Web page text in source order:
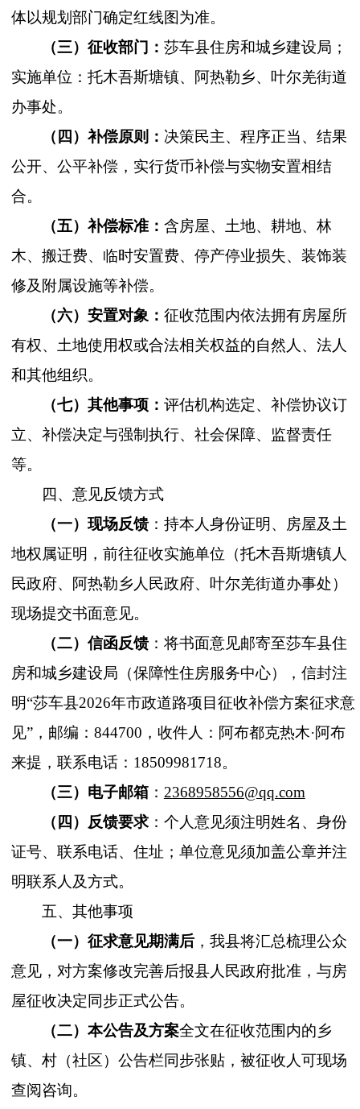
体以规划部门确定红线图为准。
（三）征收部门： 莎车县住房和城乡建设局；
实施单位：托木吾斯塘镇、阿热勒乡、叶尔羌街道
办事处。
（四）补偿原则： 决策民主、程序正当、结果
公开、公平补偿，实行货币补偿与实物安置相结
合。
（五）补偿标准： 含房屋、土地、耕地、林
木、搬迁费、临时安置费、停产停业损失、装饰装
修及附属设施等补偿。
（六）安置对象： 征收范围内依法拥有房屋所
有权、土地使用权或合法相关权益的自然人、法人
和其他组织。
（七）其他事项： 评估机构选定、补偿协议订
立、补偿决定与强制执行、社会保障、监督责任
等。
四、意见反馈方式
（一）现场反馈：持本人身份证明、房屋及土
地权属证明，前往征收实施单位（托木吾斯塘镇人
民政府、阿热勒乡人民政府、叶尔羌街道办事处）
现场提交书面意见。
（二）信函反馈：将书面意见邮寄至莎车县住
房和城乡建设局（保障性住房服务中心），信封注
明“莎车县2026年市政道路项目征收补偿方案征求意
见” ，邮编：844700 ，收件人：阿布都克热木·阿布
来提，联系电话： 18509981718。
（三）电子邮箱： 2368958556@qq.com
（四）反馈要求：个人意见须注明姓名、身份
证号、联系电话、住址；单位意见须加盖公章并注
明联系人及方式。
五、其他事项
（一）征求意见期满后，我县将汇总梳理公众
意见，对方案修改完善后报县人民政府批准，与房
屋征收决定同步正式公告。
（二）本公告及方案全文在征收范围内的乡
镇、村（社区）公告栏同步张贴，被征收人可现场
查阅咨询。